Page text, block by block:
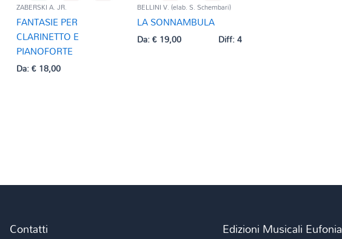
ZABERSKI A. JR.
FANTASIE PER
CLARINETTO E
PIANOFORTE
Da:€18,00
BELLINI V. (elab. S. Schembari)
LA SONNAMBULA
Da:€19,00 Diff: 4
Contatti Edizioni Musicali Eufonia